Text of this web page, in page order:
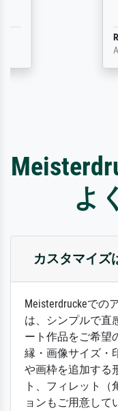
よ
カスタマイズ
Meisterdruckeでの
は、シンプルで直
ート作品をご希望
縁・画像サイズ・
や画枠を追加する
ト、フィレット（
ョンもご用意して